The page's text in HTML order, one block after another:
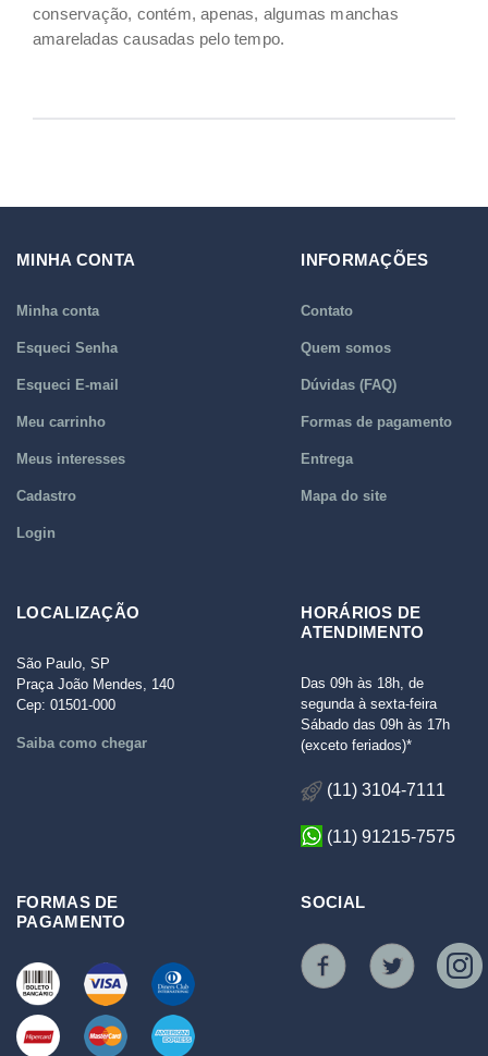
conservação, contém, apenas, algumas manchas
amareladas causadas pelo tempo.
MINHA CONTA
Minha conta
Esqueci Senha
Esqueci E-mail
Meu carrinho
Meus interesses
Cadastro
Login
INFORMAÇÕES
Contato
Quem somos
Dúvidas (FAQ)
Formas de pagamento
Entrega
Mapa do site
LOCALIZAÇÃO
São Paulo, SP
Praça João Mendes, 140
Cep: 01501-000
Saiba como chegar
HORÁRIOS DE
ATENDIMENTO
Das 09h às 18h, de
segunda à sexta-feira
Sábado das 09h às 17h
(exceto feriados)*
(11) 3104-7111
(11) 91215-7575
FORMAS DE
PAGAMENTO
SOCIAL